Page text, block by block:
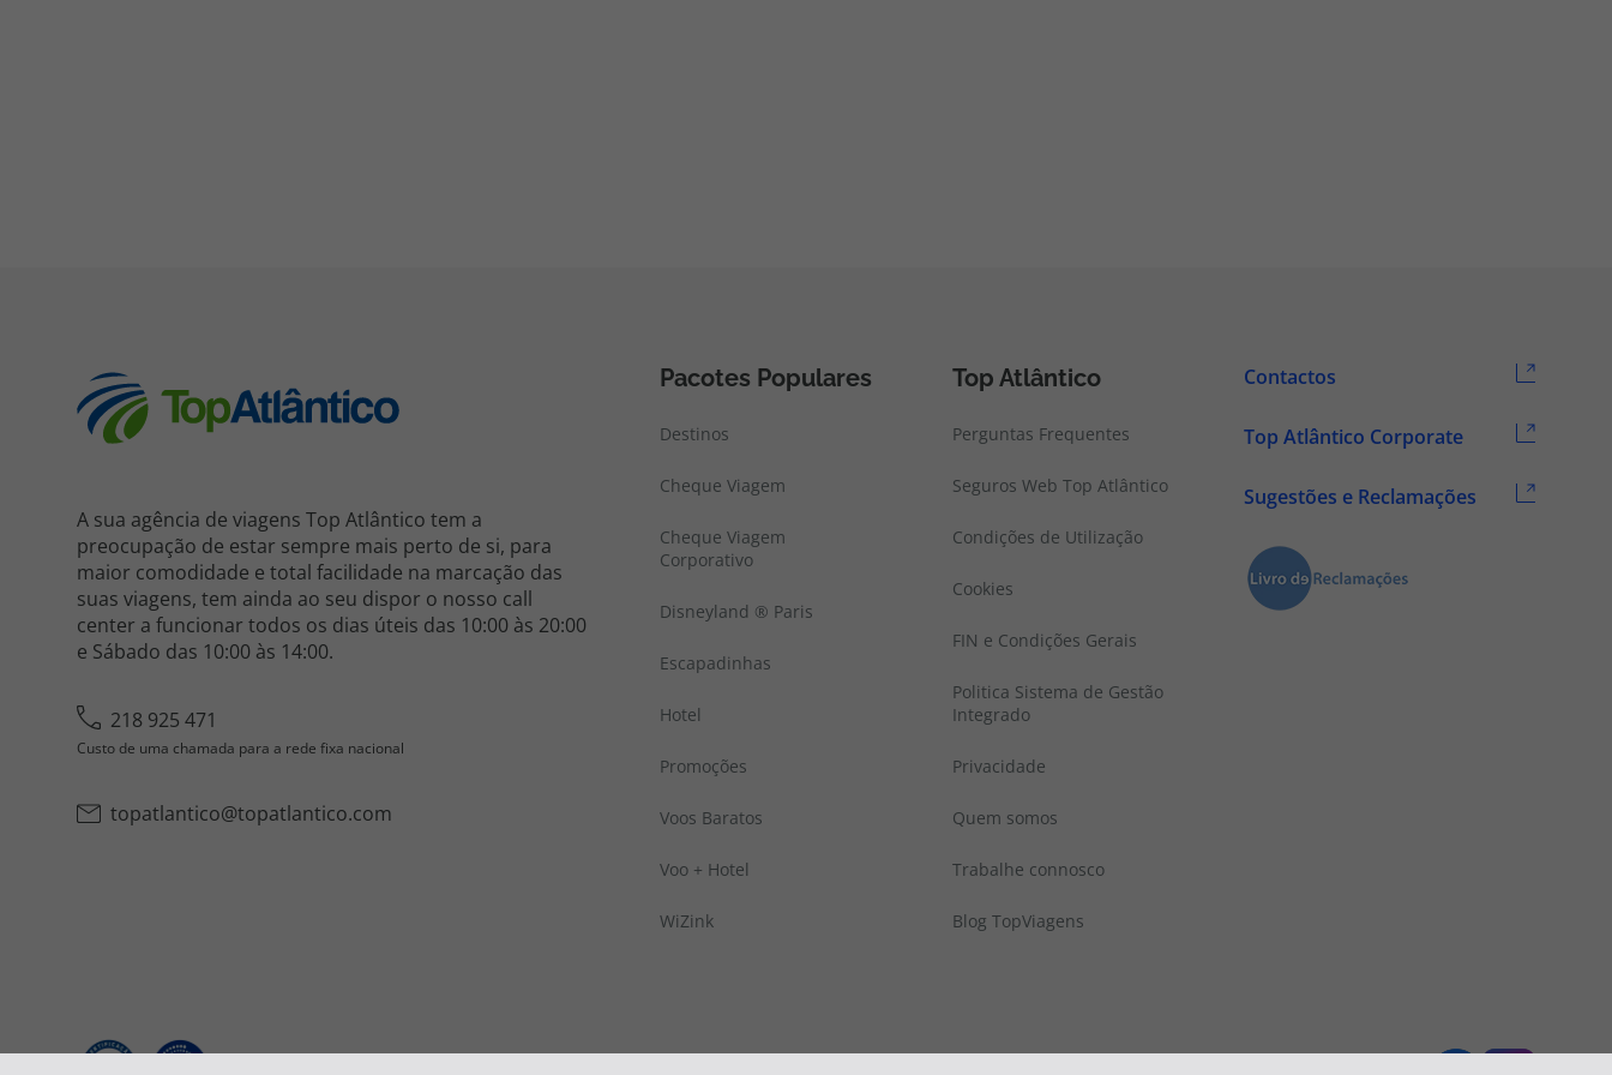
A sua agência de viagens Top Atlântico tem a
preocupação de estar sempre mais perto de si, para
maior comodidade e total facilidade na marcação das
suas viagens, tem ainda ao seu dispor o nosso call
center a funcionar todos os dias úteis das 10:00 às 20:00
e Sábado das 10:00 às 14:00.
218 925 471
Custo de uma chamada para a rede fixa nacional
topatlantico@topatlantico.com
Pacotes Populares
Destinos
Cheque Viagem
Cheque Viagem
Corporativo
Disneyland ® Paris
Escapadinhas
Hotel
Promoções
Voos Baratos
Voo + Hotel
WiZink
Top Atlântico
Perguntas Frequentes
Seguros Web Top Atlântico
Condições de Utilização
Cookies
FIN e Condições Gerais
Politica Sistema de Gestão
Integrado
Privacidade
Quem somos
Trabalhe connosco
Blog TopViagens
Contactos
Top Atlântico Corporate
Sugestões e Reclamações